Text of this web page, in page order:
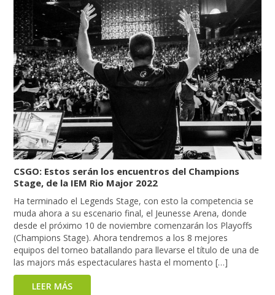
CSGO: Estos serán los encuentros del Champions
Stage, de la IEM Rio Major 2022
Ha terminado el Legends Stage, con esto la competencia se
muda ahora a su escenario final, el Jeunesse Arena, donde
desde el próximo 10 de noviembre comenzarán los Playoffs
(Champions Stage). Ahora tendremos a los 8 mejores
equipos del torneo batallando para llevarse el título de una de
las majors más espectaculares hasta el momento […]
LEER MÁS